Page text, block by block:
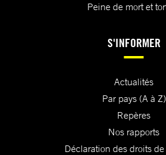
Peine de mort et
S'INFORMER
Actualités
Par pays (A à Z)
Repères
Nos rapports
Déclaration des droits